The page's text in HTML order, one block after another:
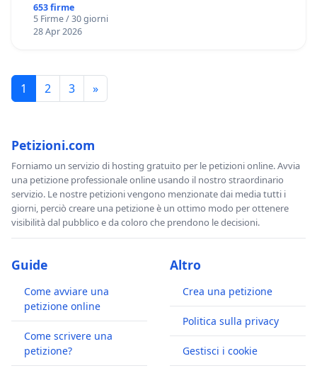
653 firme
5 Firme / 30 giorni
28 Apr 2026
1 2 3 »
Petizioni.com
Forniamo un servizio di hosting gratuito per le petizioni online. Avvia
una petizione professionale online usando il nostro straordinario
servizio. Le nostre petizioni vengono menzionate dai media tutti i
giorni, perciò creare una petizione è un ottimo modo per ottenere
visibilità dal pubblico e da coloro che prendono le decisioni.
Guide
Come avviare una
petizione online
Come scrivere una
petizione?
Altro
Crea una petizione
Politica sulla privacy
Gestisci i cookie